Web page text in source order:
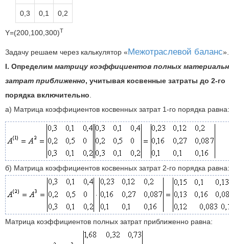
0,3 0,1 0,2
Y=(200,100,300)T
Задачу решаем через калькулятор Межотраслевой баланс
I. Определим матрицу коэффициентов полных
затрат приближенно, учитывая косвенные затраты до 2-го
порядка включительно
а) Матрица коэффициентов косвенных затрат 1-го порядка равна:
б) Матрица коэффициентов косвенных затрат 2-го порядка равна:
Матрица коэффициентов полных затрат приближенно равна: